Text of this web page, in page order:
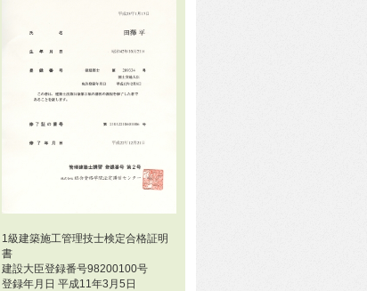
1級建築施工管理技士検定合格証明
書
建設大臣登録番号98200100号
登録年月日 平成11年3月5日